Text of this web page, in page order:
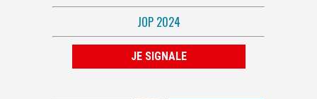
JOP 2024
JE SIGNALE